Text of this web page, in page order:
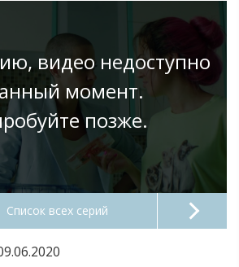
видео недоступно
момент.
позже.
Список всех серий